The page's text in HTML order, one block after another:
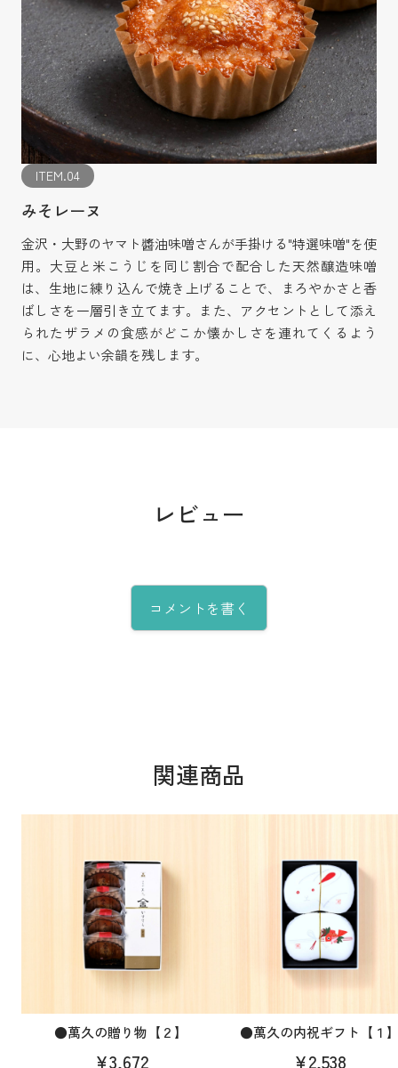
ITEM.04
みそレーヌ
金沢・大野のヤマト醬油味噌さんが手掛ける"特選味噌"を使
用。大豆と米こうじを同じ割合で配合した天然醸造味噌
は、生地に練り込んで焼き上げることで、まろやかさと香
ばしさを一層引き立てます。また、アクセントとして添え
られたザラメの食感がどこか懐かしさを連れてくるよう
に、心地よい余韻を残します。
レビュー
コメントを書く
関連商品
●萬久の贈り物【２】
¥3,672
●萬久の内祝ギフト【１
¥2,538